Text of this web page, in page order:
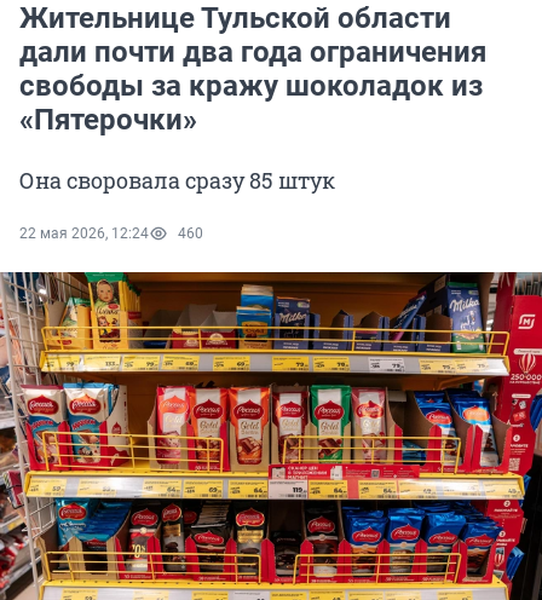
Жительнице Тульской области
дали почти два года ограничения
свободы за кражу шоколадок из
«Пятерочки»
Она своровала сразу 85 штук
22 мая 2026, 12:24 460